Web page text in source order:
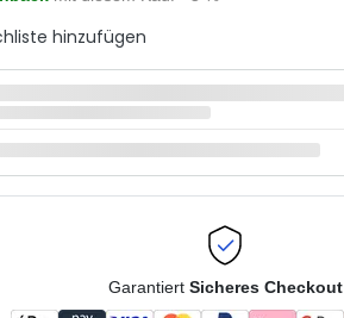
hinzufügen
Garantiert Sicheres Checkout